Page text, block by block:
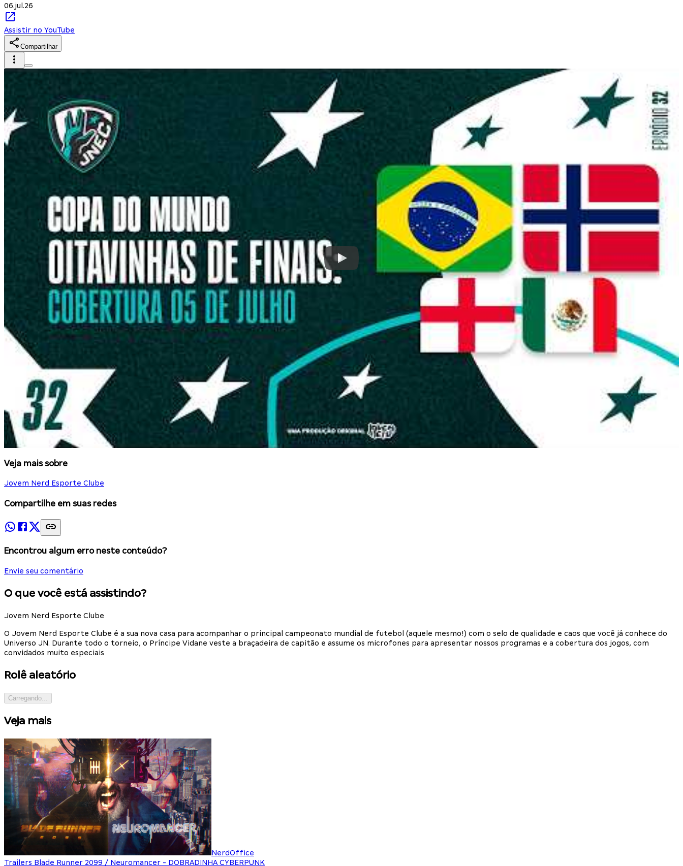
06.jul.26
Assistir no YouTube
Compartilhar
Veja mais sobre
Jovem Nerd Esporte Clube
Compartilhe em suas redes
Encontrou algum erro neste conteúdo?
Envie seu comentário
O que você está assistindo?
Jovem Nerd Esporte Clube
O Jovem Nerd Esporte Clube é a sua nova casa para acompanhar o principal campeonato mundial de futebol (aquele mesmo!) com o selo de qualidade e caos que você já conhece do
Universo JN. Durante todo o torneio, o Príncipe Vidane veste a braçadeira de capitão e assume os microfones para apresentar nossos programas e a cobertura dos jogos, com
convidados muito especiais
Rolê aleatório
Carregando...
Veja mais
NerdOffice
Trailers Blade Runner 2099 / Neuromancer - DOBRADINHA CYBERPUNK